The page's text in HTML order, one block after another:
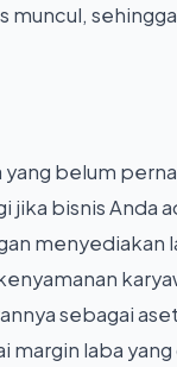
muncul,
yang belum
jika bisnis Anda
menyediakan
sebagai
laba